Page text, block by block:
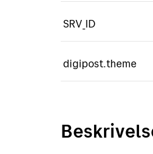
SRV_ID
digipost.theme